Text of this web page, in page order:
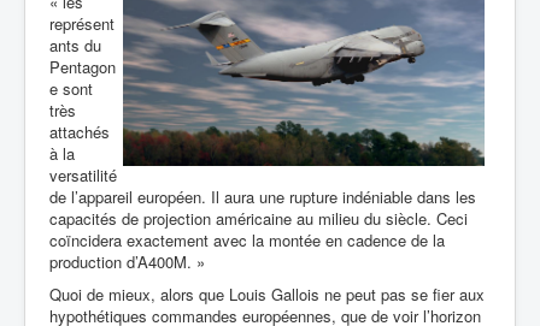
représent
ants du
Pentagon
e sont
très
attachés
à la
versatilité
de l’appareil européen. Il aura une rupture indéniable dans les
capacités de projection américaine au milieu du siècle. Ceci
coïncidera exactement avec la montée en cadence de la
production d’A400M. »
Quoi de mieux, alors que Louis Gallois ne peut pas se fier aux
hypothétiques commandes européennes, que de voir l’horizon